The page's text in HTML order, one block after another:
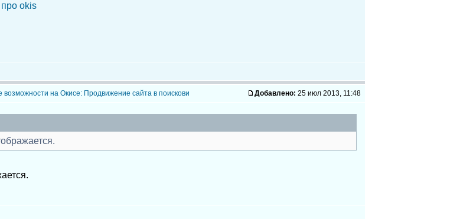
okis
возможности на Окисе: Продвижение сайта в поискови Добавлено: 25 июл 2013, 11:48